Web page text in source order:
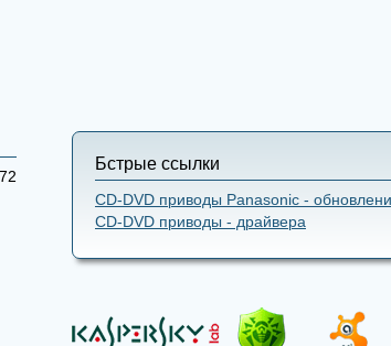
Бстрые ссылки
CD-DVD приводы Panasonic -
CD-DVD приводы - драйвера